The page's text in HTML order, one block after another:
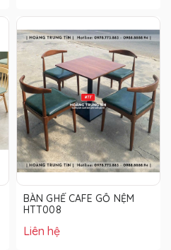
BÀN GHẾ CAFE GỖ NỆM
HTT008
Liên hệ